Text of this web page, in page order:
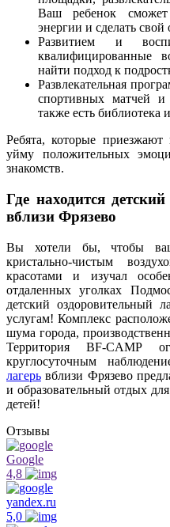
Ваш ребенок сможет
энергии и сделать
Развитием и
квалифицированные
найти подход к
Развлекательная
спортивных матчей и
также есть библиотека
Ребята, которые
уйму положительных
знакомств.
Где находится
вблизи Фрязево
Вы хотели бы, чтобы
кристально-чистым
красотами и изучал
отдаленных уголках
детский оздоровительный
услугам! Комплекс
шума города,
Территория BF-CAMP
круглосуточным
лагерь вблизи Фрязево
и образовательный отдых
детей!
Отзывы
Google
4,8
yandex.ru
5,0